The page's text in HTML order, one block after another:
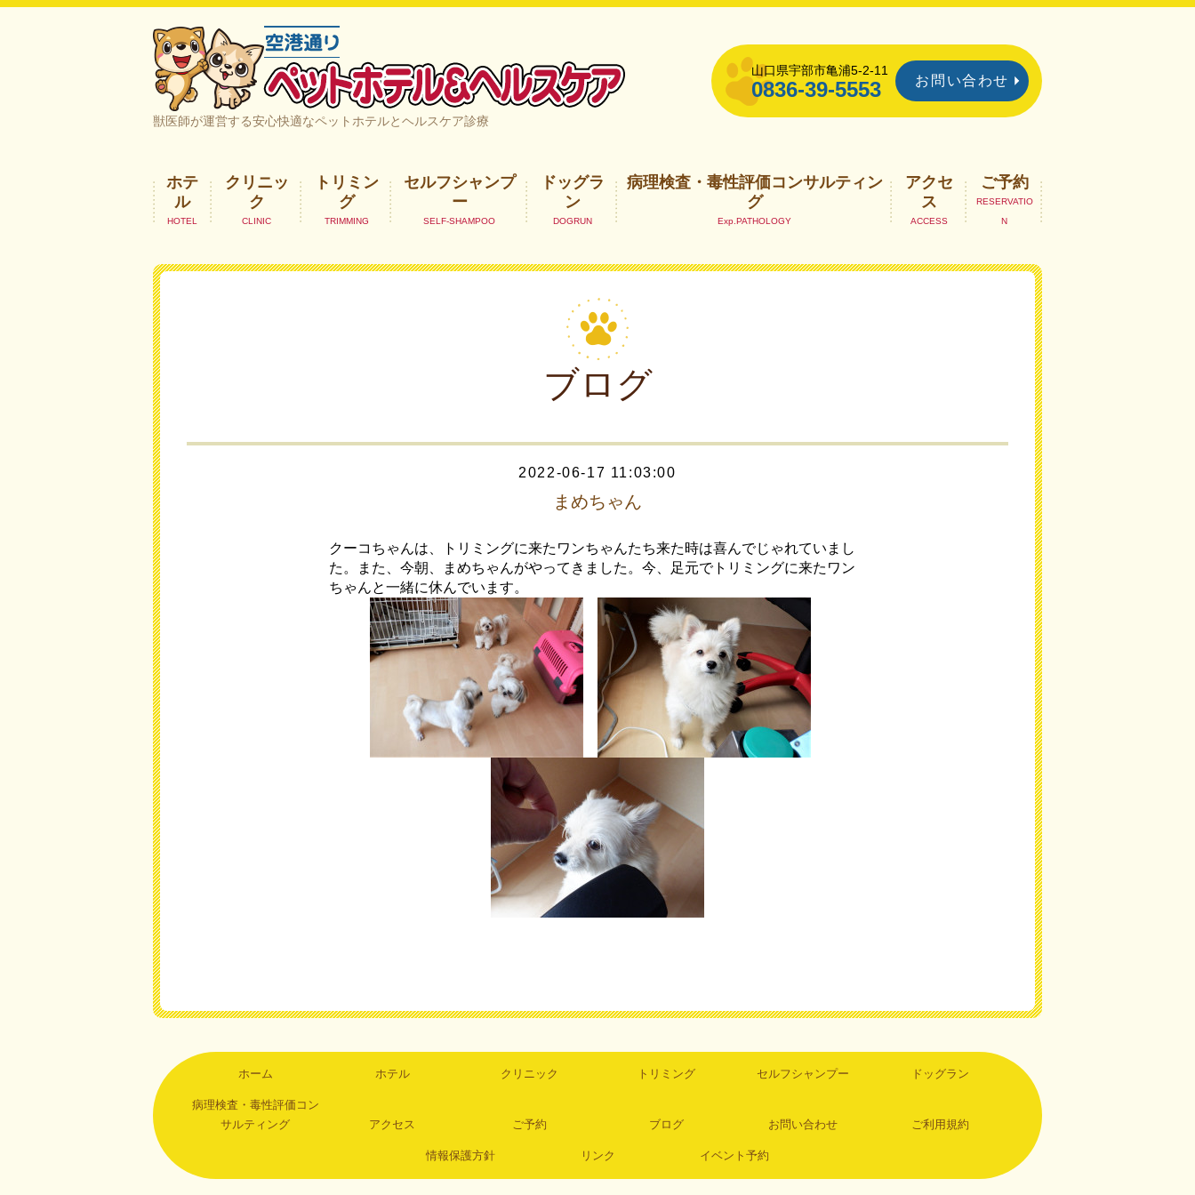
空港通りペットホテル＆ヘルスケア｜山口県宇部市
獣医師が運営する安心快適なペットホテルとヘルスケア診療
山口県宇部市亀浦5-2-11
0836-39-5553 お問い合わせ
ホテ
ル
クリニッ
ク
トリミン
グ
セルフシャンプ
ー
ドッグラ
ン
病理検査・毒性評価コンサルティン
グ
アクセ
ス
ご予約
ブログ
2022-06-17 11:03:00
まめちゃん
クーコちゃんは、トリミングに来たワンちゃんたち来た時は喜んでじゃれていまし
た。また、今朝、まめちゃんがやってきました。今、足元でトリミングに来たワン
ちゃんと一緒に休んでいます。
ホーム ホテル クリニック トリミング セルフシャンプー ドッグラン
病理検査・毒性評価コン
サルティング
アクセス ご予約 ブログ お問い合わせ ご利用規約
情報保護方針 リンク イベント予約